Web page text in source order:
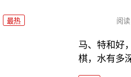
最热 阅读
马、特和好
棋，水有多